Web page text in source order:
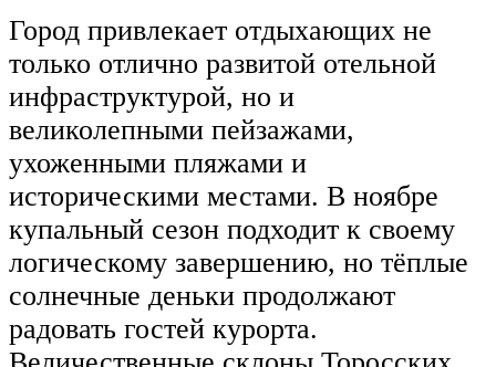
Город привлекает отдыхающих не
только отлично развитой отельной
инфраструктурой, но и
великолепными пейзажами,
ухоженными пляжами и
историческими местами. В ноябре
купальный сезон подходит к своему
логическому завершению, но тёплые
солнечные деньки продолжают
радовать гостей курорта.